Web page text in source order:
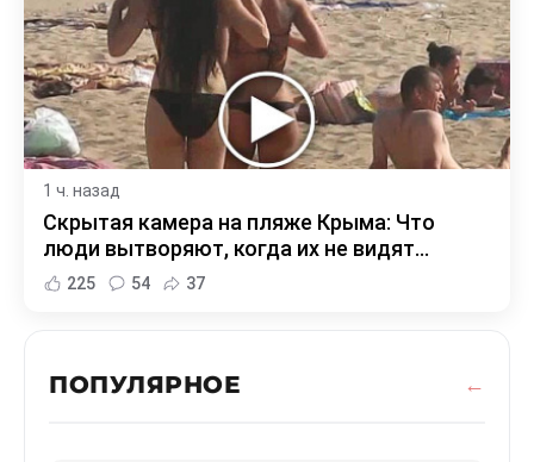
1 ч. назад
Скрытая камера на пляже Крыма: Что
люди вытворяют, когда их не видят...
225 54 37
ПОПУЛЯРНОЕ